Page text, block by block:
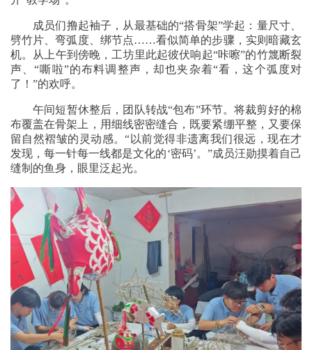
成员们撸起袖子，从最基础的“搭骨架”学起：量尺寸、
劈竹片、弯弧度、绑节点……看似简单的步骤，实则暗藏玄
机。从上午到傍晚，工坊里此起彼伏响起“咔嚓”的竹篾断裂
声、“嘶啦”的布料调整声，却也夹杂着“看，这个弧度对
了！”的欢呼。
午间短暂休整后，团队转战“包布”环节。将裁剪好的棉
布覆盖在骨架上，用细线密密缝合，既要紧绷平整，又要保
留自然褶皱的灵动感。“以前觉得非遗离我们很远，现在才
发现，每一针每一线都是文化的‘密码’。”成员汪勋摸着自己
缝制的鱼身，眼里泛起光。